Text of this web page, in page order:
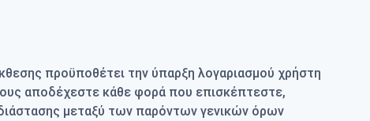
προϋποθέτει την ύπαρξη λογαριασμού χρήστη
αποδέχεστε κάθε φορά που επισκέπτεστε,
μεταξύ των παρόντων γενικών όρων